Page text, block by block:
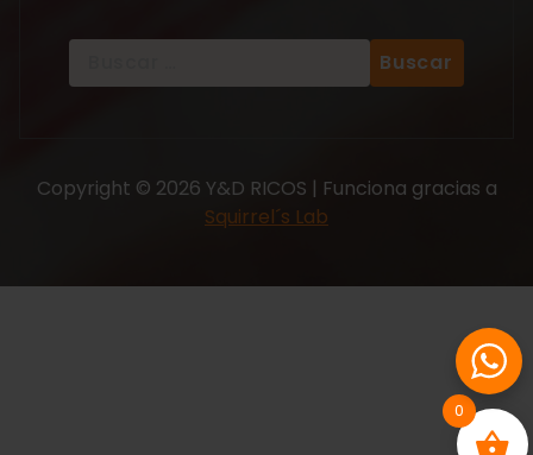
Copyright © 2026 Y&D RICOS | Funciona gracias a
Squirrel´s Lab
0